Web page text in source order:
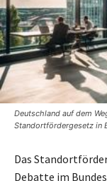
Deutschland auf dem
Standortfördergesetz in
Das
Debatte im